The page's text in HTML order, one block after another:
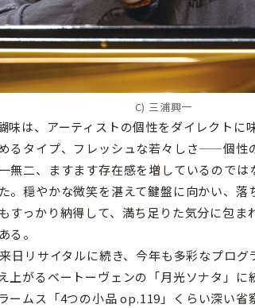
C) 三浦興一
は、アーティストの個性をダイレクトに
るタイプ、フレッシュな若々しさ——個性
無二、ますます存在感を増しているので
。穏やかな微笑を湛えて鍵盤に向かい、
すっかり納得して、満ち足りた気分に包
る。
日リサイタルに続き、今年も多彩なプロ
上がるベートーヴェンの「月光ソナタ」
ームス「4つの小品 op.119」くらい深い